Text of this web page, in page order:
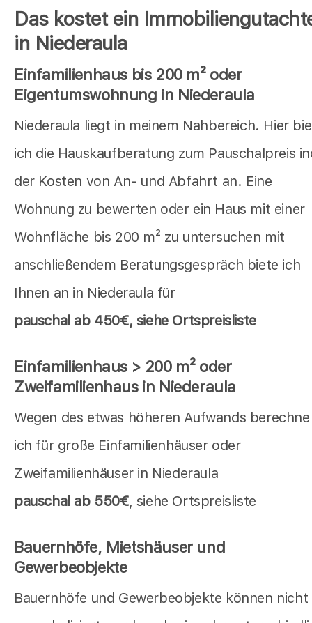
Das kostet ein
in Niederaula
Einfamilienhaus bis 200 m² oder
Eigentumswohnung in Niederaula
Niederaula liegt in meinem Nahbereich. Hier
ich die Hauskaufberatung zum Pauschalpreis
der Kosten von An- und Abfahrt an. Eine
Wohnung zu bewerten oder ein Haus mit einer
Wohnfläche bis 200 m² zu untersuchen mit
anschließendem Beratungsgespräch biete ich
Ihnen an in Niederaula für
pauschal ab 450€, siehe Ortspreisliste
Einfamilienhaus > 200 m² oder
Zweifamilienhaus in Niederaula
Wegen des etwas höheren Aufwands berechne
ich für große Einfamilienhäuser oder
Zweifamilienhäuser in Niederaula
pauschal ab 550€, siehe Ortspreisliste
Bauernhöfe, Mietshäuser und
Gewerbeobjekte
Bauernhöfe und Gewerbeobjekte können nicht